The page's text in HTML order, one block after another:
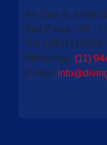
Av. Eng. Eusébio
São Paulo | SP -
Tel: +55 (11)
WhatsApp: (11)
E-mail: